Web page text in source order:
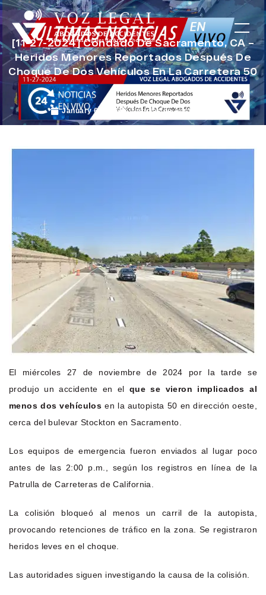
[11-27-2024] Condado De Sacramento, CA –
Heridos Menores Reportados Después De
Choque De Dos Vehículos En La Carretera 50
January 6, 2025 Noticias de Accidentes
El miércoles 27 de noviembre de 2024 por la tarde se
produjo un accidente en el que se vieron implicados al
menos dos vehículos en la autopista 50 en dirección oeste,
cerca del bulevar Stockton en Sacramento.
Los equipos de emergencia fueron enviados al lugar poco
antes de las 2:00 p.m., según los registros en línea de la
Patrulla de Carreteras de California.
La colisión bloqueó al menos un carril de la autopista,
provocando retenciones de tráfico en la zona. Se registraron
heridos leves en el choque.
Las autoridades siguen investigando la causa de la colisión.